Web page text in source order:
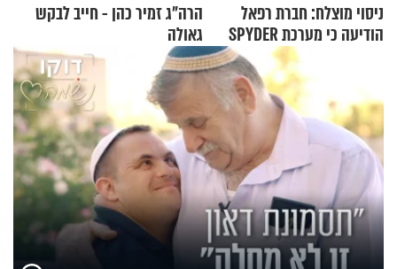
ניסוי מוצלח: חברת רפאל
הודיעה כי מערכת SPYDER
הצליחה ליירט כטב"ם
הרה"ג זמיר כהן - חייב לבקש
גאולה